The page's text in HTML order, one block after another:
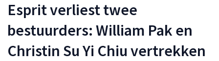
Esprit verliest twee
bestuurders: William Pak en
Christin Su Yi Chiu vertrekken